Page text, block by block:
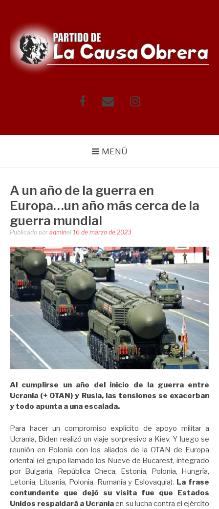
contenido
FacebookCorreo Instagram
MENÚ
A un año de la guerra en
Europa…un año más cerca de la
guerra mundial
Publicado por adminel 16 de marzo de 2023
Al cumplirse un año del inicio de la guerra entre
Ucrania (+ OTAN) y Rusia, las tensiones se exacerban
y todo apunta a una escalada.
Para hacer un compromiso explícito de apoyo militar a
Ucrania, Biden realizó un viaje sorpresivo a Kiev. Y luego se
reunión en Polonia con los aliados de la OTAN de Europa
oriental (el grupo llamado los Nueve de Bucarest, integrado
por Bulgaria, República Checa, Estonia, Polonia, Hungría,
Letonia, Lituania, Polonia, Rumanía y Eslovaquia). La frase
contundente que dejó su visita fue que Estados
Unidos respaldará a Ucraniaen su lucha contra el ejército